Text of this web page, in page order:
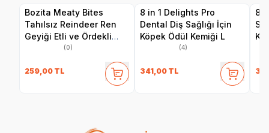
Bozita Meaty Bites
Tahılsız Reindeer Ren
Geyiği Etli ve Ördekli
Köpek Ödül Maması 70
(0)
259,00 TL
8 in 1 Delights Pro
Dental Diş Sağlığı İçin
Köpek Ödül Kemiği L
(4)
341,00 TL
8